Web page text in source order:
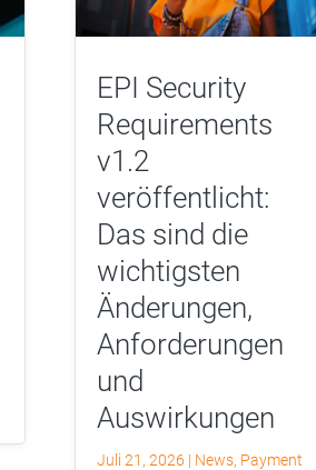
EPI Security
Requirements
v1.2
veröffentlicht:
Das sind die
wichtigsten
Änderungen,
Anforderungen
und
Auswirkungen
Juli 21, 2026 | News, Payment